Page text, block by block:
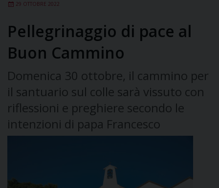
29 OTTOBRE 2022
Pellegrinaggio di pace al
Buon Cammino
Domenica 30 ottobre, il cammino per
il santuario sul colle sarà vissuto con
riflessioni e preghiere secondo le
intenzioni di papa Francesco